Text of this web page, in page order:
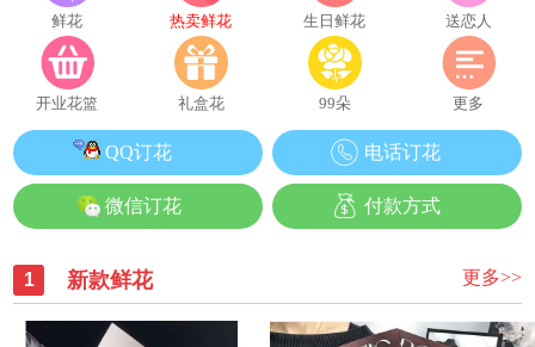
鲜花 热卖鲜花 生日鲜花 送恋人
开业花篮 礼盒花 99朵 更多
QQ订花 电话订花
微信订花 付款方式
1 新款鲜花 更多>>